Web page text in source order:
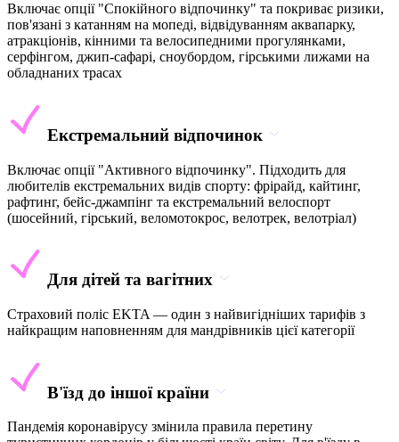
Включає опції "Спокійного відпочинку" та покриває ризики,
пов'язані з катанням на мопеді, відвідуванням аквапарку,
атракціонів, кінними та велосипедними прогулянками,
серфінгом, джип-сафарі, сноубордом, гірськими лижами на
обладнаних трасах
Екстремальний відпочинок
Включає опції "Активного відпочинку". Підходить для
любителів екстремальних видів спорту: фрірайд, кайтинг,
рафтинг, бейс-джампінг та екстремальний велоспорт
(шосейний, гірський, веломотокрос, велотрек, велотріал)
Для дітей та вагітних
Страховий поліс EKTA — один з найвигідніших тарифів з
найкращим наповненням для мандрівників цієї категорії
В'їзд до іншої країни
Пандемія коронавірусу змінила правила перетину